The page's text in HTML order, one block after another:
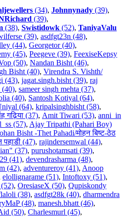
(34), Johnnynady (39),
(39),
(38), Swistidowk (52), TaniyaValu
(39), asdfgt23n (48),
(44), Georgetor (40),
(45), Peegeve (39), FeexiseKepsy
(50), Nandan Bisht (46),
Bisht (40), Virendra S. Vishth/
(43), jagat.singh.bisht (39), raj
(40), sameer singh mehta (37),
(40), Santosh Kotiyal (64),
(64), kripalsinghbisht (58),
गढ़िया (37), Amit Tiwari (53), anni_in
(57), Ajay Tripathi (Pahari Boy)
Bisht -Thet Pahadi/मोहन बिष्ट-ठेठ
पहाडी (47), rajindersemwal (44),
(37), purushotamsati (39),
(41), devendrasharma (48),
(42), adventureroy (41), Anoop
elollignarame (51), Intoftoxy (51),
, OresiaseX (50), Qupiskondy
(38), asdfgt28k (40), dharmendra
(48), manesh.bhatt (46),
(50), Charlesmurl (45),